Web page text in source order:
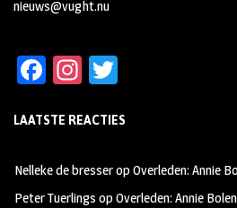
nieuws@vught.nu
Fa
b
oo
k
In
ag
m
tt
LAATSTE REACTIES
Nelleke de bresseropOverleden: Annie
Peter Tuerlings opOverleden: Annie